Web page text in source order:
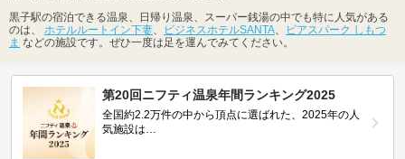
黒子駅の宿泊できる温泉、日帰り温泉、スーパー銭湯の中でも特に人気がある
のは、 ホテルルートイン下妻、 ビジネスホテルSANTA、
ビアスパーク しもつ
ま などの施設です。ぜひ一度は足を運んでみてください。
第20回ニフティ温泉年間ランキング2025
全国約2.2万件の中から頂点に選ばれた、2025年の人
気施設は…